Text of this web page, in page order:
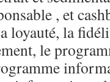
, et
loyauté, la
le